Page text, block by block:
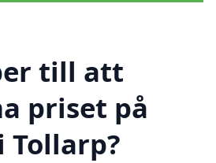
till att
priset på
Tollarp?